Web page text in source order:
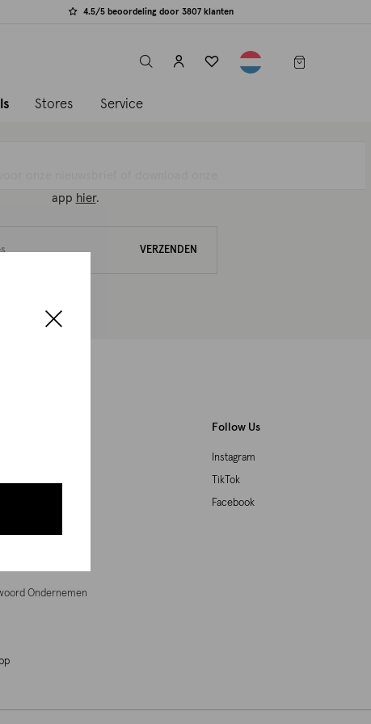
4.5/5 beoordeling door 3807 klanten
label.header.toggle
Stores Service
app hier.
VERZENDEN
Ondernemen
Follow Us
Instagram
TikTok
Facebook